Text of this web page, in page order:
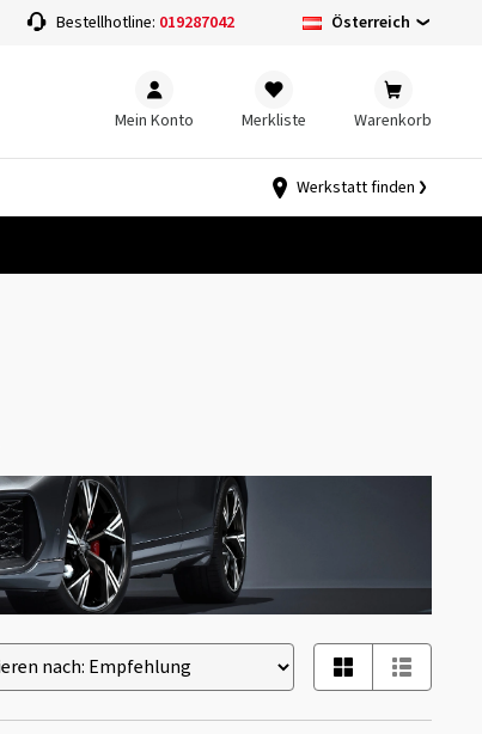
Bestellhotline: 019287042 Österreich
Mein Konto Merkliste Warenkorb
Werkstatt finden